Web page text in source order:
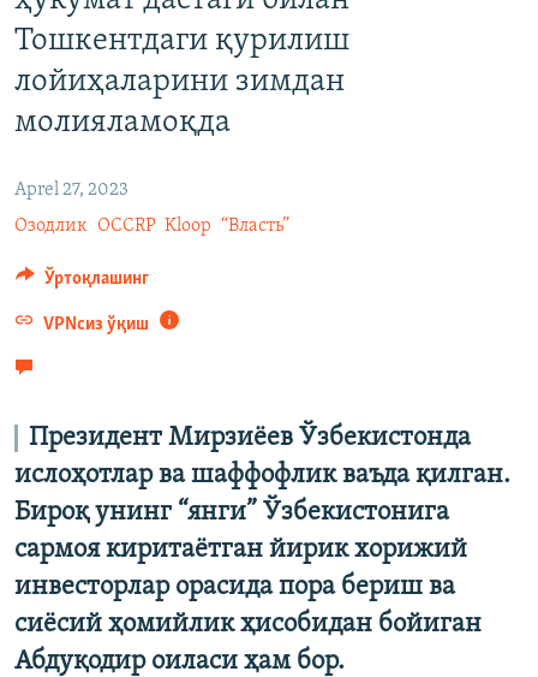
Тошкентдаги қурилиш
лойиҳаларини зимдан
молияламоқда
Aprel 27, 2023
Озодлик OCCRP Kloop “Власть”
Ўртоқлашинг
VPNсиз ўқиш
Президент Мирзиёев Ўзбекистонда
ислоҳотлар ва шаффофлик ваъда қилган.
Бироқ унинг “янги” Ўзбекистонига
сармоя киритаётган йирик хорижий
инвесторлар орасида пора бериш ва
сиёсий ҳомийлик ҳисобидан бойиган
Абдуқодир оиласи ҳам бор.